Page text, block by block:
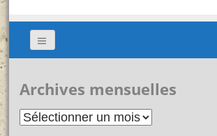
Archives mensuelles
Archives